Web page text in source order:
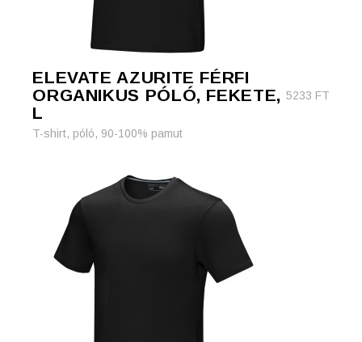
ELEVATE AZURITE FÉRFI
ORGANIKUS PÓLÓ, FEKETE,
L
5233 FT
T-shirt, póló, 90-100% pamut